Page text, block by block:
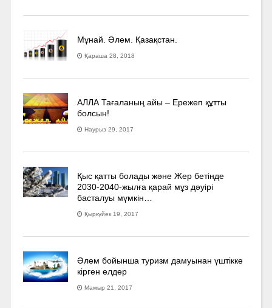
Мұнай. Әлем. Қазақстан.
Қараша 28, 2018
АЛЛА Тағаланың айы – Ережеп құтты
болсын!
Наурыз 29, 2017
Қыс қатты болады және Жер бетінде
2030-2040­-жылға қарай мұз дәуірі
басталуы мүмкін…
Қыркүйек 19, 2017
Әлем бойынша туризм дамуынан үштікке
кірген елдер
Мамыр 21, 2017